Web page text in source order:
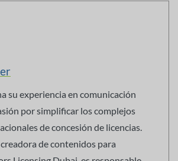
su experiencia en comunicación
por simplificar los complejos
de concesión de licencias.
de contenidos para